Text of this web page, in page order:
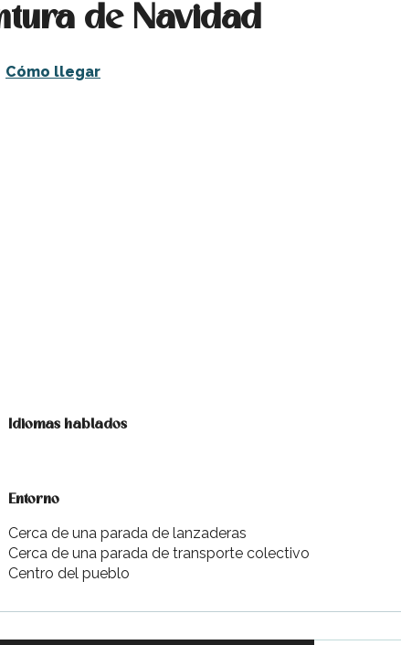
de Navidad
Cómo llegar
Idiomas hablados
Idiomas hablados
Entorno
Entorno
Cerca de una parada de lanzaderas
Cerca de una parada de transporte colectivo
Centro del pueblo